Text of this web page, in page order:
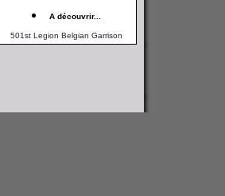
A découvrir...
501st Legion Belgian Garrison